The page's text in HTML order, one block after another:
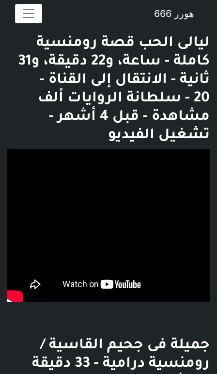
هورر 666
ليالى الحب قصة رومنسية
كاملة - ساعة، و22 دقيقة، و31
ثانية - الانتقال إلى القناة -
‫سلطانة الروايات‬‎ - 20 ألف
مشاهدة - قبل 4 أشهر -
تشغيل الفيديو
جميلة فى جحيم القاسية /
رومنسية درامية - 33 دقيقة